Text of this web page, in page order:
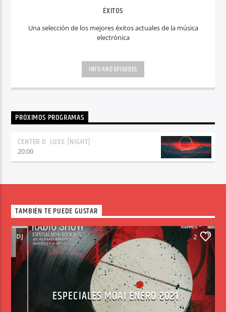
ÉXITOS
Una selección de los mejores éxitos actuales de la música
electrónica
INFO AND EPISODES
PRÓXIMOS PROGRAMAS
CENTER D´LUXE (NIGHT)
20:00
TAMBIÉN TE PUEDE GUSTAR
DJ 2
ESPECIALES MOAI ENERO 2021